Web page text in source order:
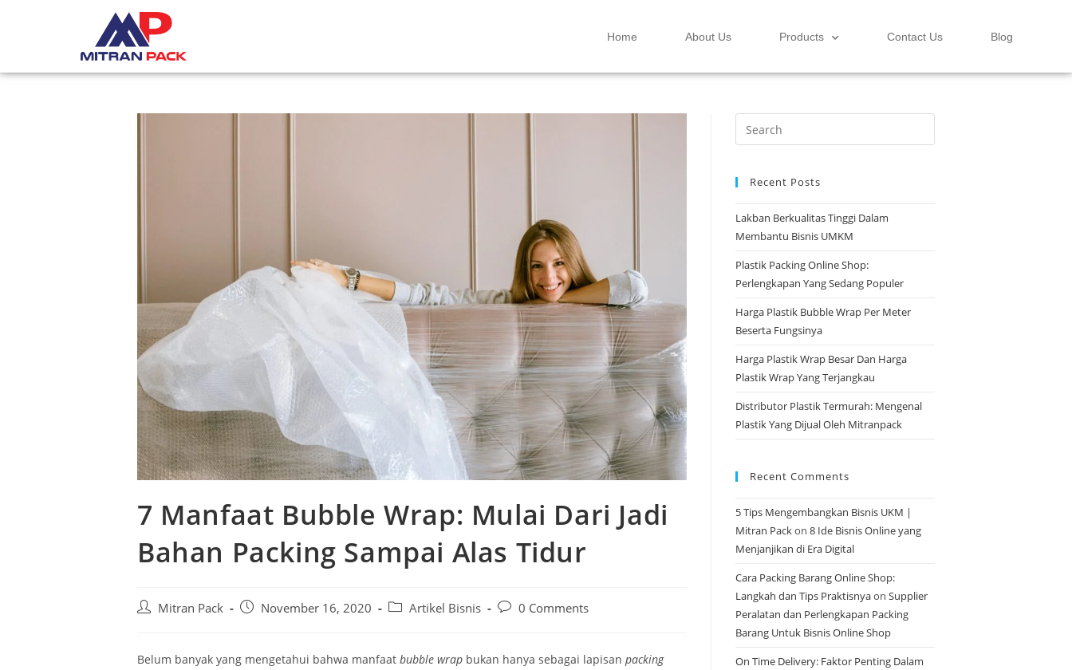
Home About Us Products Contact Us Blog
7 Manfaat Bubble Wrap: Mulai Dari Jadi
Bahan Packing Sampai Alas Tidur
Mitran Pack November 16, 2020 Artikel Bisnis 0 Comments
Belum banyak yang mengetahui bahwa manfaat bubble wrap bukan hanya sebagai lapisan packing
Recent Posts
Lakban Berkualitas Tinggi Dalam
Membantu Bisnis UMKM
Plastik Packing Online Shop:
Perlengkapan Yang Sedang Populer
Harga Plastik Bubble Wrap Per Meter
Beserta Fungsinya
Harga Plastik Wrap Besar Dan Harga
Plastik Wrap Yang Terjangkau
Distributor Plastik Termurah: Mengenal
Plastik Yang Dijual Oleh Mitranpack
Recent Comments
5 Tips Mengembangkan Bisnis UKM |
Mitran Packon 8 Ide Bisnis Online yang
Menjanjikan di Era Digital
Cara Packing Barang Online Shop:
Langkah dan Tips Praktisnyaon Supplier
Peralatan dan Perlengkapan Packing
Barang Untuk Bisnis Online Shop
On Time Delivery: Faktor Penting Dalam